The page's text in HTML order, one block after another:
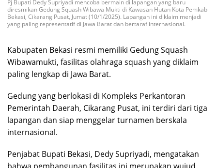
Pj Bupati Dedy Supriyadi mencoba bermain di lapangan yang baru
diresmikan Gedung Squash Wibawa Mukti di Kawasan Hutan Kota Pemkab
Bekasi, Cikarang Pusat, Jumat (10/1/2025). Lapangan ini diklaim menjadi
yang paling representatif di Jawa Barat dan bertaraf internasional.
Kabupaten Bekasi resmi memiliki Gedung Squash
Wibawamukti, fasilitas olahraga squash yang diklaim
paling lengkap di Jawa Barat.
Gedung yang berlokasi di Kompleks Perkantoran
Pemerintah Daerah, Cikarang Pusat, ini terdiri dari tiga
lapangan dan siap menggelar turnamen berskala
internasional.
Penjabat Bupati Bekasi, Dedy Supriyadi, mengatakan
bahwa pembangunan fasilitas ini merupakan wujud